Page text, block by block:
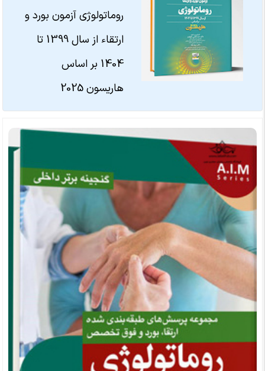
روماتولوژی آزمون بورد و
ارتقاء از سال 1399 تا
1404 بر اساس
هاریسون 2025